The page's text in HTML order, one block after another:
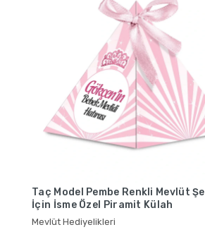
Taç Model Pembe Renkli Mevlüt
İçin İsme Özel Piramit Külah
Mevlüt Hediyelikleri